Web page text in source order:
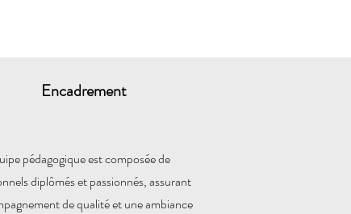
Encadrement
pédagogique est composée de
diplômés et passionnés, assurant
de qualité et une ambiance